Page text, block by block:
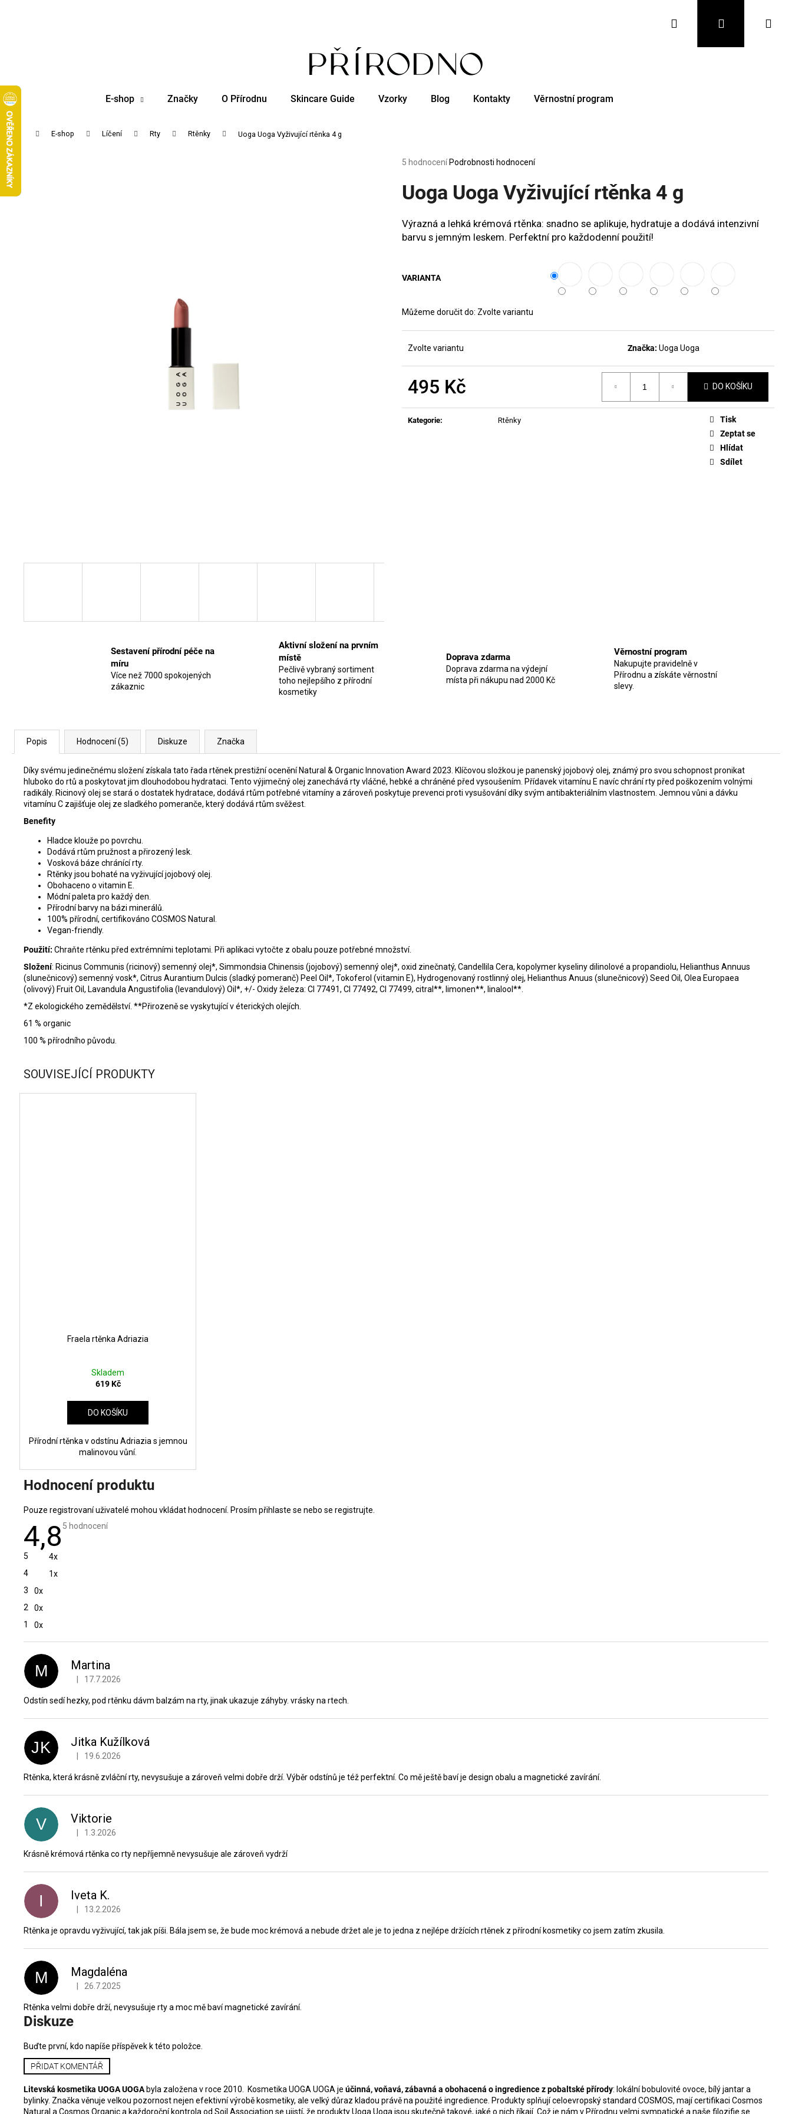
Hledat Přihlášení
E-shop Značky O Přírodnu Skincare Guide Vzorky Blog Kontakty Věrnostní program
Domů E-shop Líčení Rty Rtěnky Uoga Uoga Vyživující rtěnka 4 g
Průměrné
produktu
je
5
hvězdiček.
5 hodnocení Podrobnosti hodnocení
Uoga Uoga Vyživující rtěnka 4 g
Výrazná a lehká krémová rtěnka: snadno se aplikuje, hydratuje a dodává intenzivní
barvu s jemným leskem. Perfektní pro každodenní použití!
VARIANTA
Můžeme doručit do: Zvolte variantu
Zvolte variantu Značka: Uoga Uoga
495 Kč DO KOŠÍKU
Kategorie: Rtěnky
Tisk
Zeptat se
Hlídat
Sdílet
Sestavení přírodní péče na
míru
Více než 7000 spokojených
zákaznic
Aktivní složení na prvním
místě
Pečlivě vybraný sortiment
toho nejlepšího z přírodní
kosmetiky
Doprava zdarma
Doprava zdarma na výdejní
místa při nákupu nad 2000 Kč
Věrnostní program
Nakupujte pravidelně v
Přírodnu a získáte věrnostní
slevy.
Popis Hodnocení (5) Diskuze Značka
Díky svému jedinečnému složení získala tato řada rtěnek prestižní ocenění Natural & Organic Innovation Award 2023. Klíčovou složkou je panenský jojobový olej, známý pro svou schopnost pronikat
hluboko do rtů a poskytovat jim dlouhodobou hydrataci. Tento výjimečný olej zanechává rty vláčné, hebké a chráněné před vysoušením. Přídavek vitamínu E navíc chrání rty před poškozením volnými
radikály. Ricinový olej se stará o dostatek hydratace, dodává rtům potřebné vitamíny a zároveň poskytuje prevenci proti vysušování díky svým antibakteriálním vlastnostem. Jemnou vůni a dávku
vitamínu C zajišťuje olej ze sladkého pomeranče, který dodává rtům svěžest.
Benefity
Hladce klouže po povrchu.
Dodává rtům pružnost a přirozený lesk.
Vosková báze chránící rty.
Rtěnky jsou bohaté na vyživující jojobový olej.
Obohaceno o vitamin E.
Módní paleta pro každý den.
Přírodní barvy na bázi minerálů.
100% přírodní, certifikováno COSMOS Natural.
Vegan-friendly.
Použití: Chraňte rtěnku před extrémními teplotami. Při aplikaci vytočte z obalu pouze potřebné množství.
Složení: Ricinus Communis (ricinový) semenný olej*, Simmondsia Chinensis (jojobový) semenný olej*, oxid zinečnatý, Candellila Cera, kopolymer kyseliny dilinolové a propandiolu, Helianthus Annuus
(slunečnicový) semenný vosk*, Citrus Aurantium Dulcis (sladký pomeranč) Peel Oil*, Tokoferol (vitamin E), Hydrogenovaný rostlinný olej, Helianthus Anuus (slunečnicový) Seed Oil, Olea Europaea
(olivový) Fruit Oil, Lavandula Angustifolia (levandulový) Oil*, +/- Oxidy železa: CI 77491, CI 77492, CI 77499, citral**, limonen**, linalool**.
*Z ekologického zemědělství. **Přirozeně se vyskytující v éterických olejích.
61 % organic
100 % přírodního původu.
SOUVISEJÍCÍ PRODUKTY
Fraela rtěnka Adriazia
Skladem
619 Kč
DO KOŠÍKU
Přírodní rtěnka v odstínu Adriazia s jemnou
malinovou vůní.
Hodnocení produktu
Pouze registrovaní uživatelé mohou vkládat hodnocení. Prosím přihlaste se nebo se registrujte
4,8 Průměrné
5 hodnocení
5
4x
4
1x
3
0x
2
0x
1
0x
p
i
h
n
o
e
n
M Martina
Hodnocení produktu je 4 z 5 hvězdiček.
17.7.2026
Odstín sedí hezky, pod rtěnku dávm balzám na rty, jinak ukazuje záhyby. vrásky na rtech.
JK Jitka Kužílková
Hodnocení produktu je 5 z 5 hvězdiček.
19.6.2026
Rtěnka, která krásně zvláční rty, nevysušuje a zároveň velmi dobře drží. Výběr odstínů je též perfektní. Co mě ještě baví je design obalu a magnetické zavírání.
V Viktorie
Hodnocení produktu je 5 z 5 hvězdiček.
1.3.2026
Krásně krémová rtěnka co rty nepříjemně nevysušuje ale zároveň vydrží
I Iveta K.
Hodnocení produktu je 5 z 5 hvězdiček.
13.2.2026
Rtěnka je opravdu vyživující, tak jak píši. Bála jsem se, že bude moc krémová a nebude držet ale je to jedna z nejlépe držících rtěnek z přírodní kosmetiky co jsem zatím zkusila.
M Magdaléna
Hodnocení produktu je 5 z 5 hvězdiček.
26.7.2025
Rtěnka velmi dobře drží, nevysušuje rty a moc mě baví magnetické zavírání.
Diskuze
Buďte první, kdo napíše příspěvek k této položce.
PŘIDAT KOMENTÁŘ
Litevská kosmetika UOGA UOGA byla založena v roce 2010. Kosmetika UOGA UOGA je účinná, voňavá, zábavná a obohacená o ingredience z pobaltské přírody: lokální bobulovité ovoce, bílý jantar a
bylinky. Značka věnuje velkou pozornost nejen efektivní výrobě kosmetiky, ale velký důraz kladou právě na použité ingredience. Produkty splňují celoevropský standard COSMOS, mají certifikaci Cosmos
Natural a Cosmos Organic a každoroční kontrola od Soil Association se ujistí, že produkty Uoga Uoga jsou skutečně takové, jaké o nich říkají. Což je nám v Přírodnu velmi sympatické a naše filozifie se
Co potřebujete najít?
Následující
MANUCURIST ODLAKOVAČ GREEN™ &
ACTIVE - GENTLE REMOVER 50ML